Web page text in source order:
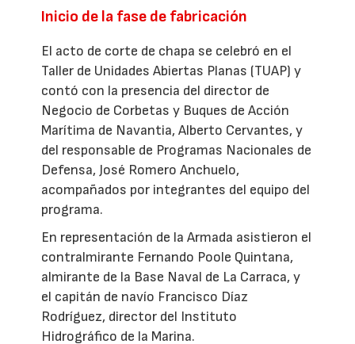
Inicio de la fase de fabricación
El acto de corte de chapa se celebró en el
Taller de Unidades Abiertas Planas (TUAP) y
contó con la presencia del director de
Negocio de Corbetas y Buques de Acción
Marítima de Navantia, Alberto Cervantes, y
del responsable de Programas Nacionales de
Defensa, José Romero Anchuelo,
acompañados por integrantes del equipo del
programa.
En representación de la Armada asistieron el
contralmirante Fernando Poole Quintana,
almirante de la Base Naval de La Carraca, y
el capitán de navío Francisco Díaz
Rodríguez, director del Instituto
Hidrográfico de la Marina.